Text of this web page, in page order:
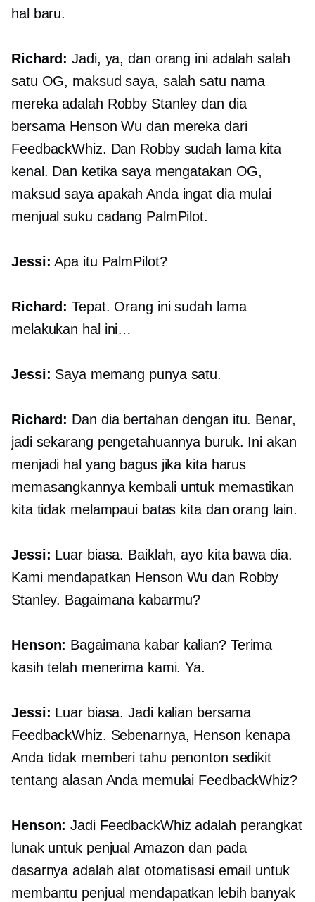
hal baru.
Richard: Jadi, ya, dan orang ini adalah salah
satu OG, maksud saya, salah satu nama
mereka adalah Robby Stanley dan dia
bersama Henson Wu dan mereka dari
FeedbackWhiz. Dan Robby sudah lama kita
kenal. Dan ketika saya mengatakan OG,
maksud saya apakah Anda ingat dia mulai
menjual suku cadang PalmPilot.
Jessi: Apa itu PalmPilot?
Richard: Tepat. Orang ini sudah lama
melakukan hal ini…
Jessi: Saya memang punya satu.
Richard: Dan dia bertahan dengan itu. Benar,
jadi sekarang pengetahuannya buruk. Ini akan
menjadi hal yang bagus jika kita harus
memasangkannya kembali untuk memastikan
kita tidak melampaui batas kita dan orang lain.
Jessi: Luar biasa. Baiklah, ayo kita bawa dia.
Kami mendapatkan Henson Wu dan Robby
Stanley. Bagaimana kabarmu?
Henson: Bagaimana kabar kalian? Terima
kasih telah menerima kami. Ya.
Jessi: Luar biasa. Jadi kalian bersama
FeedbackWhiz. Sebenarnya, Henson kenapa
Anda tidak memberi tahu penonton sedikit
tentang alasan Anda memulai FeedbackWhiz?
Henson: Jadi FeedbackWhiz adalah perangkat
lunak untuk penjual Amazon dan pada
dasarnya adalah alat otomatisasi email untuk
membantu penjual mendapatkan lebih banyak